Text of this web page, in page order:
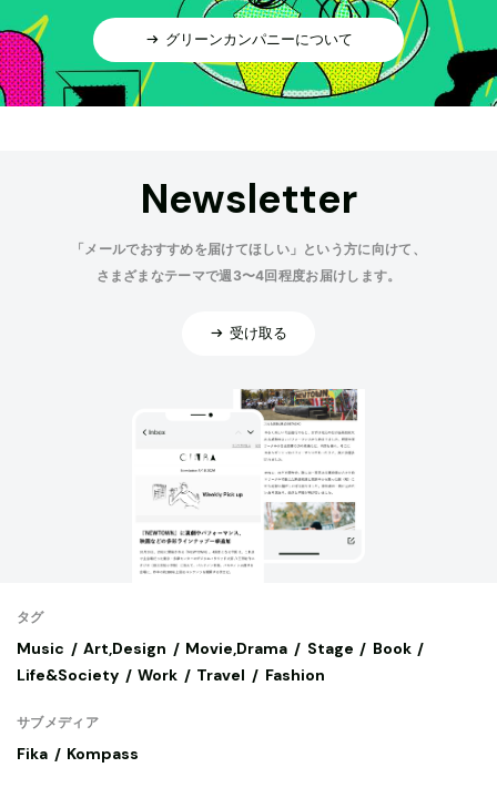
グリーンカンパニーについて
Newsletter
「メールでおすすめを届けてほしい」という方に向けて、
さまざまなテーマで週3〜4回程度お届けします。
受け取る
タグ
Music Art,Design Movie,Drama Stage
Book
Life&Society
Work Travel Fashion
サブメディア
Fika Kompass